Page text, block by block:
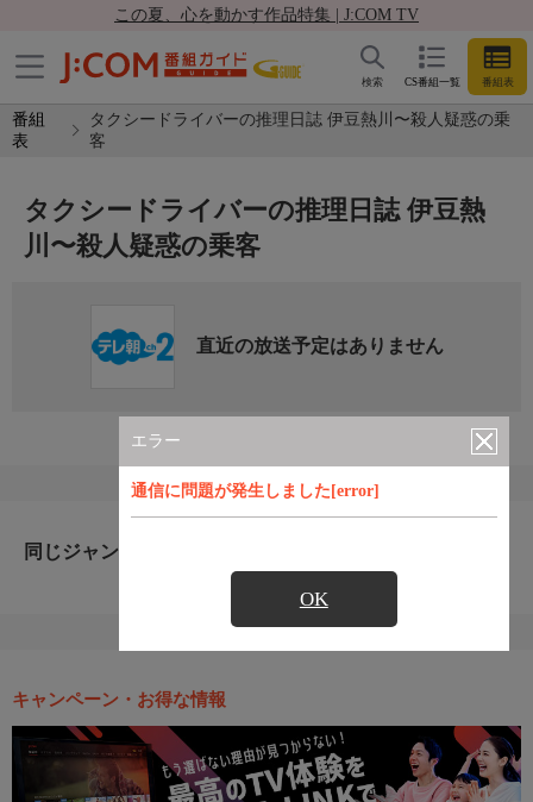
この夏、心を動かす作品特集 | J:COM TV
CS番組一覧 番組表
検索
番組
表
タクシードライバーの推理日誌 伊豆熱川〜殺人疑惑の乗
客
エラー
通信に問題が発生しました[error]
OK
タクシードライバーの推理日誌 伊豆熱
川〜殺人疑惑の乗客
直近の放送予定はありません
同じジャンルのおすすめ番組
キャンペーン・お得な情報